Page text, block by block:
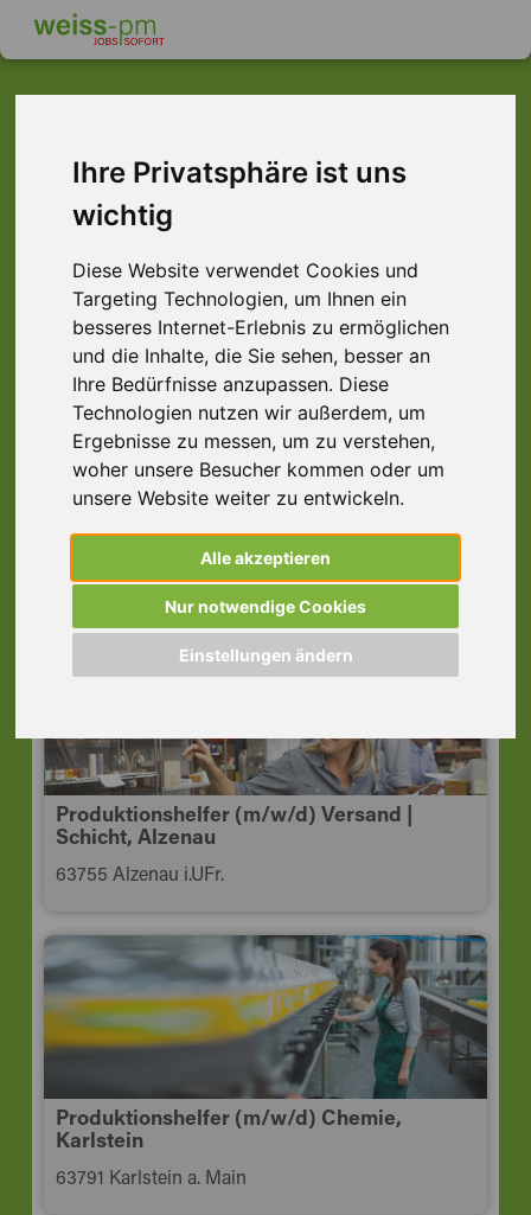
Ihre Privatsphäre ist uns
wichtig
Diese Website verwendet Cookies und
Targeting Technologien, um Ihnen ein
besseres Internet-Erlebnis zu ermöglichen
und die Inhalte, die Sie sehen, besser an
Ihre Bedürfnisse anzupassen. Diese
Technologien nutzen wir außerdem, um
Ergebnisse zu messen, um zu verstehen,
woher unsere Besucher kommen oder um
unsere Website weiter zu entwickeln.
Alle akzeptieren
Nur notwendige Cookies
Einstellungen ändern
Dieser Job ist leider
nicht mehr verfügbar ...
... aber vielleicht ist hier etwas dabei:
Produktionshelfer (m/w/d) Schmierstoffe,
Maintal
Produktionshelfer (m/w/d) Versand |
Schicht, Alzenau
63755 Alzenau i.UFr.
Produktionshelfer (m/w/d) Chemie,
Karlstein
63791 Karlstein a. Main